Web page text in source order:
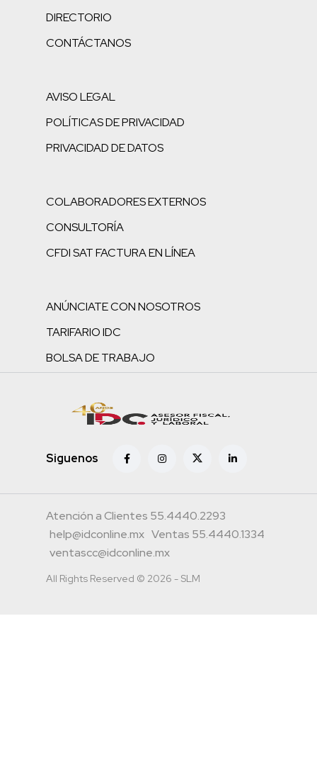
DIRECTORIO
CONTÁCTANOS
AVISO LEGAL
POLÍTICAS DE PRIVACIDAD
PRIVACIDAD DE DATOS
COLABORADORES EXTERNOS
CONSULTORÍA
CFDI SAT FACTURA EN LÍNEA
ANÚNCIATE CON NOSOTROS
TARIFARIO IDC
BOLSA DE TRABAJO
Siguenos
Atención a Clientes 55.4440.2293
help@idconline.mx Ventas 55.4440.1334
ventascc@idconline.mx
All Rights Reserved © 2026 - SLM